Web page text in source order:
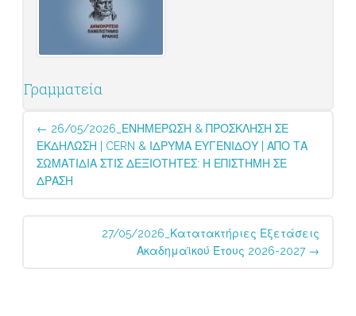
Γραμματεία
Post
navigation
← 26/05/2026_ΕΝΗΜΕΡΩΣΗ & ΠΡΟΣΚΛΗΣΗ ΣΕ
ΕΚΔΗΛΩΣΗ | CERN & ΙΔΡΥΜΑ ΕΥΓΕΝΙΔΟΥ | ΑΠΟ ΤΑ
ΣΩΜΑΤΙΔΙΑ ΣΤΙΣ ΔΕΞΙΟΤΗΤΕΣ: Η ΕΠΙΣΤΗΜΗ ΣΕ
ΔΡΑΣΗ
27/05/2026_Κατατακτήριες Εξετάσεις
Ακαδημαϊκού Έτους 2026-2027 →